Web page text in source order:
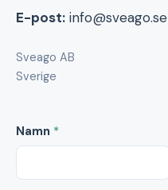
E-post: info@sveago.se
Sveago AB
Sverige
Namn *